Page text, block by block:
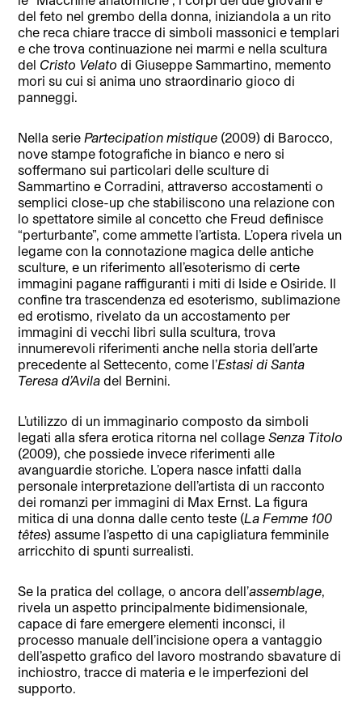
del feto nel grembo della donna, iniziandola a un rito
che reca chiare tracce di simboli massonici e templari
e che trova continuazione nei marmi e nella scultura
del Cristo Velato di Giuseppe Sammartino, memento
mori su cui si anima uno straordinario gioco di
panneggi.
Nella serie Partecipation mistique (2009) di Barocco,
nove stampe fotografiche in bianco e nero si
soffermano sui particolari delle sculture di
Sammartino e Corradini, attraverso accostamenti o
semplici close-up che stabiliscono una relazione con
lo spettatore simile al concetto che Freud definisce
“perturbante”, come ammette l’artista. L’opera rivela un
legame con la connotazione magica delle antiche
sculture, e un riferimento all’esoterismo di certe
immagini pagane raffiguranti i miti di Iside e Osiride. Il
confine tra trascendenza ed esoterismo, sublimazione
ed erotismo, rivelato da un accostamento per
immagini di vecchi libri sulla scultura, trova
innumerevoli riferimenti anche nella storia dell’arte
precedente al Settecento, come l’Estasi di Santa
Teresa d’Avila del Bernini.
L’utilizzo di un immaginario composto da simboli
legati alla sfera erotica ritorna nel collageSenza Titolo
(2009), che possiede invece riferimenti alle
avanguardie storiche. L’opera nasce infatti dalla
personale interpretazione dell’artista di un racconto
dei romanzi per immagini di Max Ernst. La figura
mitica di una donna dalle cento teste (La Femme 100
têtes) assume l’aspetto di una capigliatura femminile
arricchito di spunti surrealisti.
Se la pratica del collage, o ancora dell’assemblage
rivela un aspetto principalmente bidimensionale,
capace di fare emergere elementi inconsci, il
processo manuale dell’incisione opera a vantaggio
dell’aspetto grafico del lavoro mostrando sbavature di
inchiostro, tracce di materia e le imperfezioni del
supporto.